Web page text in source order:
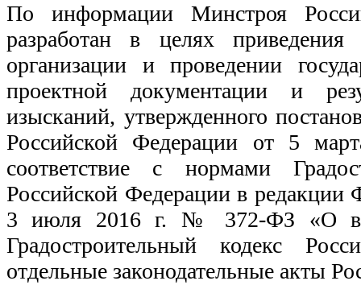
По информации Минстроя
разработан в целях
организации и проведении
проектной документации и
изысканий, утвержденного
Российской Федерации от 5
соответствие с нормами
Российской Федерации в редакции
3 июля 2016 г. № 372-ФЗ «О
Градостроительный кодекс
отдельные законодательные акты